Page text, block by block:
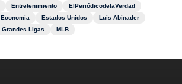
Entretenimiento
ElPeriódicodelaVerdad
Economía Estados Unidos
Luis Abinader
Grandes Ligas MLB